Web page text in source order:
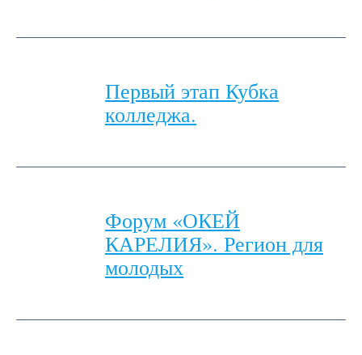
Первый этап Кубка
колледжа.
Форум «ОКЕЙ
КАРЕЛИЯ». Регион для
молодых